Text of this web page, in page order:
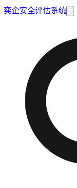
奕企安全评估系统